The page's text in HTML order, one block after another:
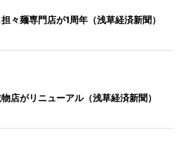
々麺専門店が1周年（浅草経済新聞）
店がリニューアル（浅草経済新聞）